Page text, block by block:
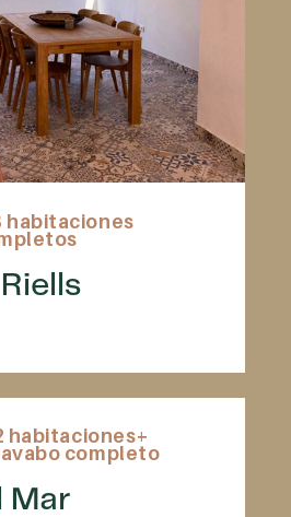
habitaciones
habitaciones+
completo
Mar